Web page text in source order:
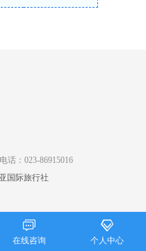
话：023-86915016
国际旅行社

在线咨询

个人中心